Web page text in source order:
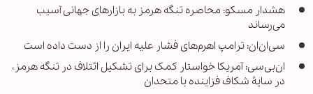
هشدار مسکو: محاصره تنگه هرمز به بازارهای جهانی آسیب
می‌رساند
سی‌ان‌ان: ترامپ اهرم‌های فشار علیه ایران را از دست داده است
ان‌بی‌سی: آمریکا خواستار کمک برای تشکیل ائتلاف در تنگه هرمز،
در سایۀ شکاف فزاینده با متحدان